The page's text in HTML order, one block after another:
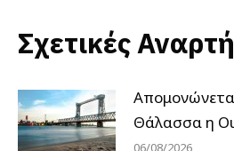
Σχετικές
Θάλασσα η
06/08/2026